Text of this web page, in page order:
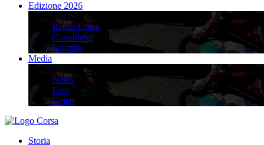
Edizione 2026
Edizione 2026
Recap Corsa
Classifiche
Squadre
Media
Media
News
Foto
Video
Storia